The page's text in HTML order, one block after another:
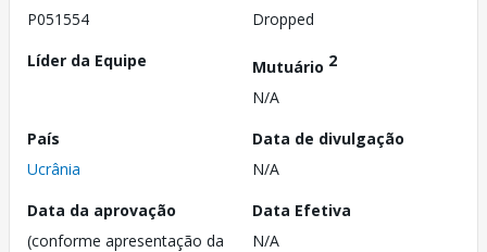
P051554
Dropped
Líder da Equipe
Mutuário 2
N/A
País
Ucrânia
Data de divulgação
N/A
Data da aprovação
(conforme apresentação da
Data Efetiva
N/A